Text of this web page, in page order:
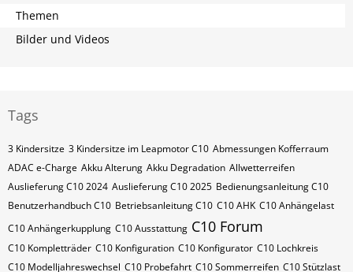
Themen
Bilder und Videos
Tags
3 Kindersitze 3 Kindersitze im Leapmotor C10 Abmessungen Kofferraum
ADAC e-Charge Akku Alterung Akku Degradation Allwetterreifen
Auslieferung C10 2024 Auslieferung C10 2025 Bedienungsanleitung C10
Benutzerhandbuch C10 Betriebsanleitung C10 C10 AHK C10 Anhängelast
C10 Anhängerkupplung C10 Ausstattung C10 Forum
C10 Kompletträder C10 Konfiguration C10 Konfigurator C10 Lochkreis
C10 Modelljahreswechsel C10 Probefahrt C10 Sommerreifen C10 Stützlast